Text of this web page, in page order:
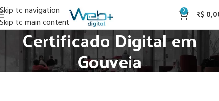
Skip to navigation
Skip to main content
0 R$
Certificado Digital em
Gouveia